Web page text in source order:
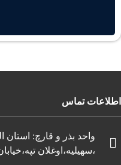
اطلاعات تماس
واحد بذر و قارچ: استان
،سهیلیه،اوغلان